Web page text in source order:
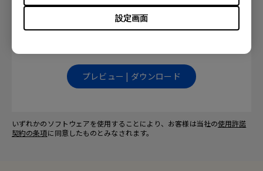
設定画面
Japanese User Manual
プレビュー | ダウンロード
いずれかのソフトウェアを使用することにより、お客様は当社の使用許諾
契約の条項に同意したものとみなされます。